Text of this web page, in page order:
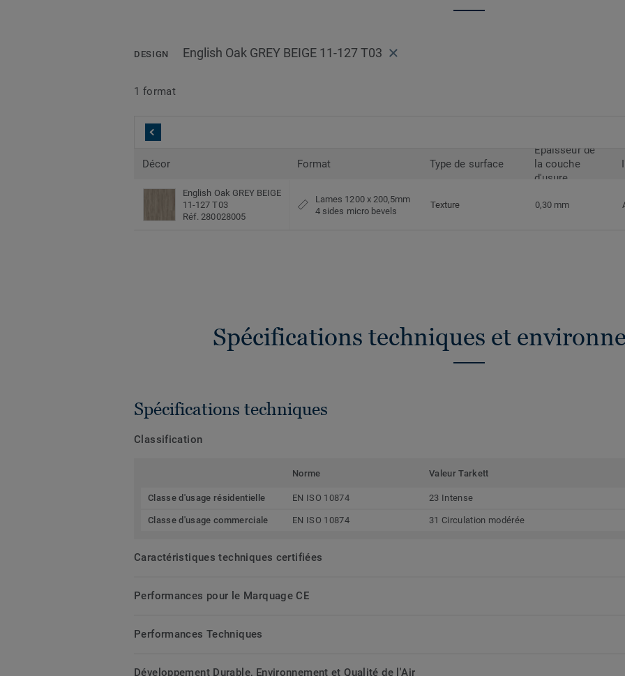
DESIGN English Oak GREY BEIGE 11-127 T03
1 format
Décor Format Type de surface
Epaisseur de
la couche
d'usure
English Oak GREY BEIGE
11-127 T03
Réf. 280028005
Lames 1200 x 200,5mm
4 sides micro bevels
Texture 0,30 mm
Spécifications techniques et
Spécifications techniques
Classification
Norme Valeur Tarkett
Classe d'usage résidentielle EN ISO 10874 23 Intense
Classe d'usage commerciale EN ISO 10874 31 Circulation modérée
Caractéristiques techniques certifiées
Performances pour le Marquage CE
Performances Techniques
Développement Durable, Environnement et Qualité de l'Air